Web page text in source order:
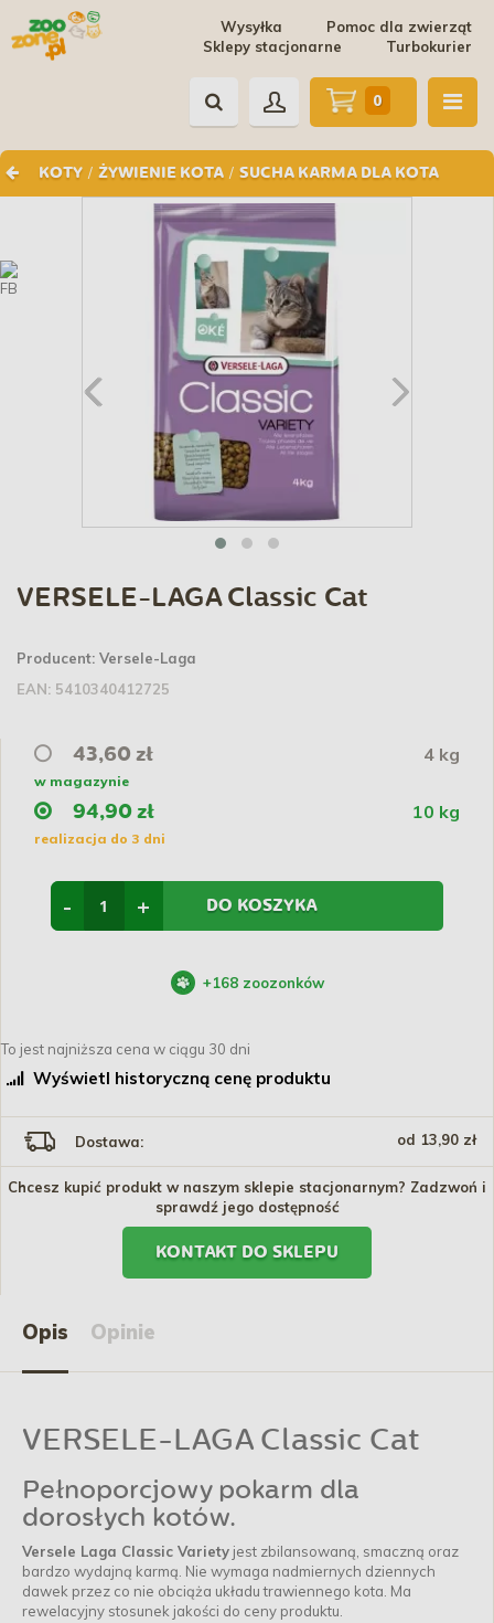
Pomoc dla zwierząt
Wysyłka
Turbokurier
Sklepy stacjonarne
KOTY / ŻYWIENIE KOTA / SUCHA KARMA DLA KOTA
0
VERSELE-LAGA Classic Cat
Producent: Versele-Laga
EAN: 5410340412725
43,60 zł 4 kg
w magazynie
94,90 zł 10 kg
realizacja do 3 dni
+
- DO KOSZYKA
+168 zoozonków
To jest najniższa cena w ciągu 30 dni
Wyświetl historyczną cenę produktu
Dostawa: od 13,90 zł
Chcesz kupić produkt w naszym sklepie stacjonarnym? Zadzwoń i
sprawdź jego dostępność
KONTAKT DO SKLEPU
Opis Opinie
VERSELE-LAGA Classic Cat
Pełnoporcjowy pokarm dla
dorosłych kotów.
Versele Laga Classic Variety jest zbilansowaną, smaczną oraz
bardzo wydajną karmą. Nie wymaga nadmiernych dziennych
dawek przez co nie obciąża układu trawiennego kota. Ma
rewelacyjny stosunek jakości do ceny produktu.